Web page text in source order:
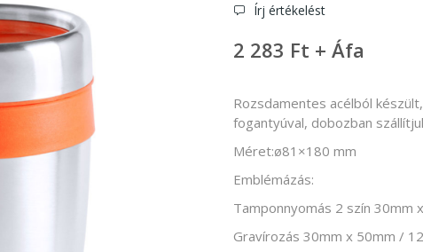
Írj értékelést
2 283 Ft + Áfa
Rozsdamentes acélból
fogantyúval, dobozban
Méret:ø81×180 mm
Emblémázás:
Tamponnyomás 2 szín 30mm
Gravírozás 30mm x 50mm /